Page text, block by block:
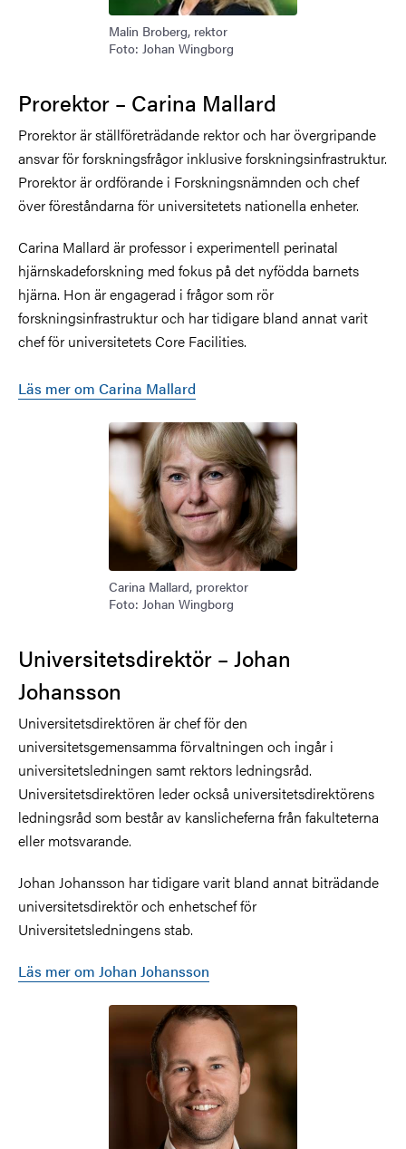
Malin Broberg, rektor
Foto: Johan Wingborg
Prorektor – Carina Mallard
Prorektor är ställföreträdande rektor och har övergripande
ansvar för forskningsfrågor inklusive forskningsinfrastruktur.
Prorektor är ordförande i Forskningsnämnden och chef
över föreståndarna för universitetets nationella enheter.
Carina Mallard är professor i experimentell perinatal
hjärnskadeforskning med fokus på det nyfödda barnets
hjärna. Hon är engagerad i frågor som rör
forskningsinfrastruktur och har tidigare bland annat varit
chef för universitetets Core Facilities.
Läs mer om Carina Mallard
Carina Mallard, prorektor
Foto: Johan Wingborg
Universitetsdirektör – Johan
Johansson
Universitetsdirektören är chef för den
universitetsgemensamma förvaltningen och ingår i
universitetsledningen samt rektors ledningsråd.
Universitetsdirektören leder också universitetsdirektörens
ledningsråd som består av kanslicheferna från fakulteterna
eller motsvarande.
Johan Johansson har tidigare varit bland annat biträdande
universitetsdirektör och enhetschef för
Universitetsledningens stab.
Läs mer om Johan Johansson